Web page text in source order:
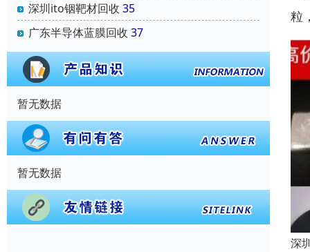
深圳ito铟靶材回收 35
广东半导体蓝膜回收 37
暂无数据
暂无数据
粒
深